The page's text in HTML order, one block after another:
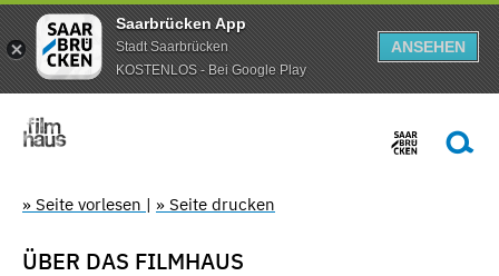
Saarbrücken App
Stadt Saarbrücken
KOSTENLOS - Bei Google Play
ANSEHEN
» Seite vorlesen | » Seite drucken
ÜBER DAS FILMHAUS